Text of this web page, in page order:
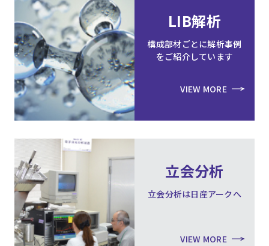
LIB解析
構成部材ごとに解析事例
をご紹介しています
VIEW MORE
立会分析
立会分析は日産アークへ
VIEW MORE